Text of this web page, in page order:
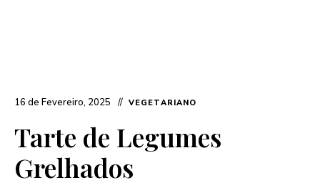
16 de Fevereiro, 2025 VEGETARIANO
Tarte de Legumes
Grelhados